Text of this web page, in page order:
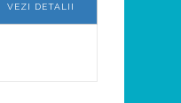
VEZI DETALII